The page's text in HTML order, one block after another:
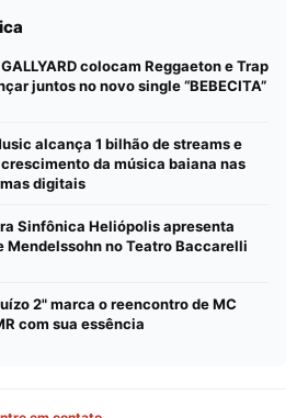
GALLYARD colocam Reggaeton e Trap
juntos no novo single “BEBECITA”
alcança 1 bilhão de streams e
da música baiana nas
digitais
Sinfônica Heliópolis apresenta
Mendelssohn no Teatro Baccarelli
2" marca o reencontro de MC
com sua essência